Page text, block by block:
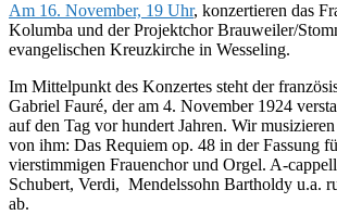
Am 16. November, 19 Uhr, konzertieren das
Kolumba und der Projektchor Brauweiler/
evangelischen Kreuzkirche in Wesseling.
Im Mittelpunkt des Konzertes steht der
Gabriel Fauré, der am 4. November 1924
auf den Tag vor hundert Jahren. Wir
von ihm: Das Requiem op. 48 in der Fassung
vierstimmigen Frauenchor und Orgel. A-
Schubert, Verdi, Mendelssohn Bartholdy u.a.
ab.